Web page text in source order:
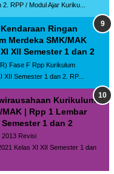
RPP / Modul Ajar Kuriku...
Ringan
Merdeka SMK/MAK
XII Semester 1 dan 2
Fase F Rpp Kurikulum
Semester 1 dan 2. RP...
Kurikulum
MAK | Rpp 1 Lembar
1 dan 2
2013 Revisi
Kelas XI XII Semester 1 dan